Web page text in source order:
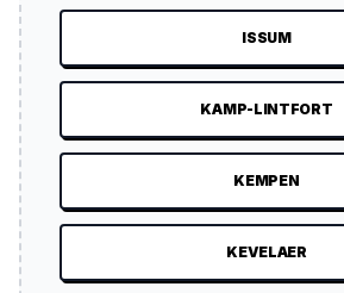
ISSUM
KAMP-LINTFORT
KEMPEN
KEVELAER